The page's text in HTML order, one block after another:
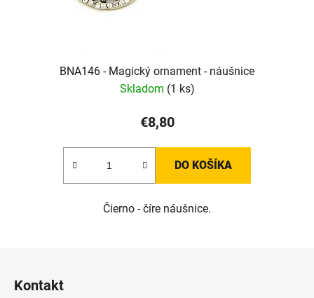
BNA146 - Magický ornament - náušnice
Skladom (1 ks)
€8,80
DO KOŠÍKA
Čierno - číre náušnice.
Kontakt